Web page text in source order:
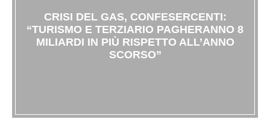
CRISI DEL GAS, CONFESERCENTI:
“TURISMO E TERZIARIO PAGHERANNO 8
MILIARDI IN PIÙ RISPETTO ALL’ANNO
SCORSO”